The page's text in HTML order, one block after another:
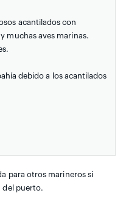
acantilados con
muchas aves marinas.
debido a los acantilados
para otros marineros si
del puerto.